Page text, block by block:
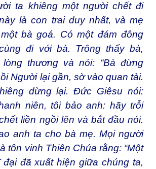
ta khiêng một người chết đi
là con trai duy nhất, và mẹ
bà goá. Có một đám đông
đi với bà. Trông thấy bà,
lòng thương và nói: “Bà đừng
Người lại gần, sờ vào quan tài.
dừng lại. Đức Giêsu nói:
niên, tôi bảo anh: hãy trỗi
liền ngồi lên và bắt đầu nói.
anh ta cho bà mẹ. Mọi người
tôn vinh Thiên Chúa rằng: “Một
đã xuất hiện giữa chúng ta,